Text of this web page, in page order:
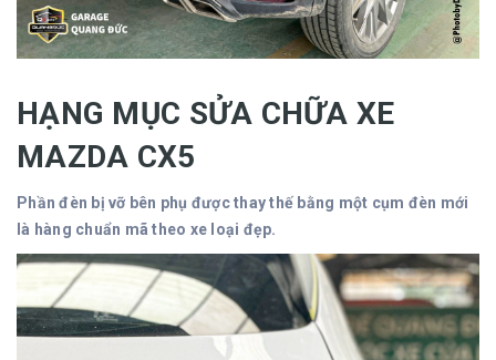
HẠNG MỤC SỬA CHỮA XE
MAZDA CX5
Phần đèn bị vỡ bên phụ được thay thế bằng một cụm đèn mới
là hàng chuẩn mã theo xe loại đẹp.